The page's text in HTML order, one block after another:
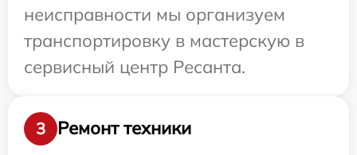
неисправности мы организуем
транспортировку в мастерскую в
сервисный центр Ресанта.
3
Ремонт техники